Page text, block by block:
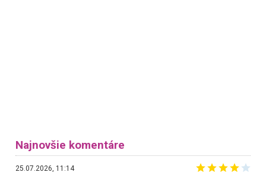
Najnovšie komentáre
25.07.2026, 11:14